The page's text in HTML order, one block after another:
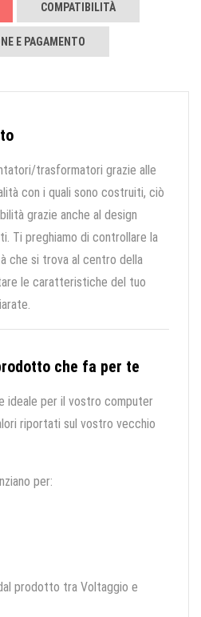
COMPATIBILITÀ
E PAGAMENTO
trasformatori grazie alle
con i quali sono costruiti, ciò
grazie anche al design
Ti preghiamo di controllare la
che si trova al centro della
le caratteristiche del tuo
che fa per te
ideale per il vostro computer
riportati sul vostro vecchio
per:
prodotto tra Voltaggio e